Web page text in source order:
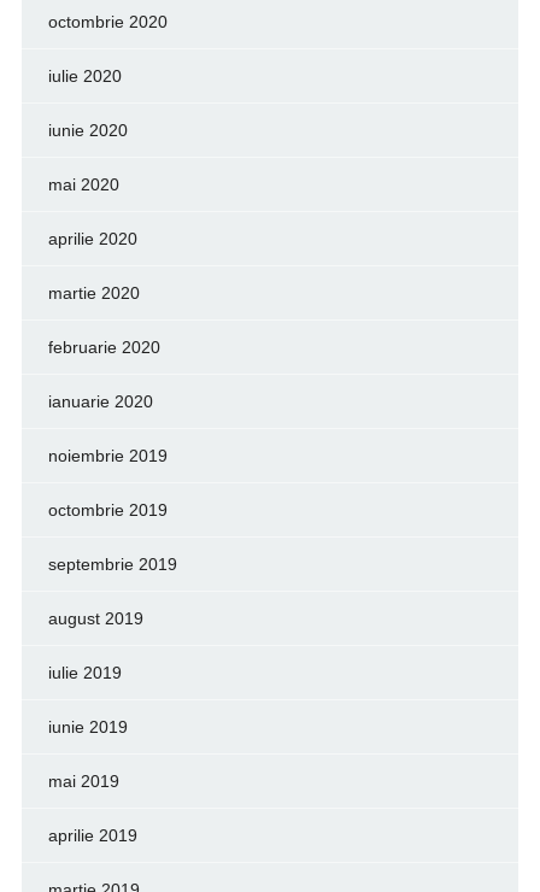
octombrie 2020
iulie 2020
iunie 2020
mai 2020
aprilie 2020
martie 2020
februarie 2020
ianuarie 2020
noiembrie 2019
octombrie 2019
septembrie 2019
august 2019
iulie 2019
iunie 2019
mai 2019
aprilie 2019